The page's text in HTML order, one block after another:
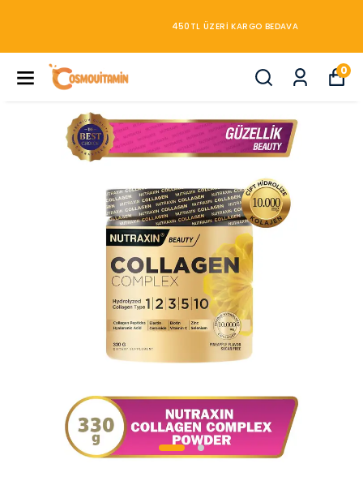
450TL ÜZERİ KARGO BEDAVA
0